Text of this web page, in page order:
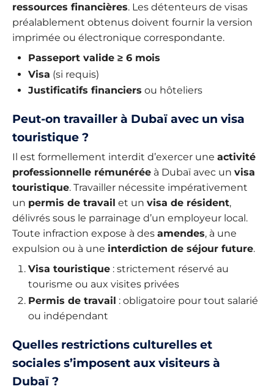
ressources financières. Les détenteurs de visas
préalablement obtenus doivent fournir la version
imprimée ou électronique correspondante.
Passeport valide ≥ 6 mois
Visa (si requis)
Justificatifs financiers ou hôteliers
Peut-on travailler à Dubaï avec un visa
touristique ?
Il est formellement interdit d’exercer une activité
professionnelle rémunérée à Dubaï avec un visa
touristique. Travailler nécessite impérativement
un permis de travail et un visa de résident,
délivrés sous le parrainage d’un employeur local.
Toute infraction expose à des amendes, à une
expulsion ou à une interdiction de séjour future.
Visa touristique: strictement réservé au
tourisme ou aux visites privées
Permis de travail : obligatoire pour tout salarié
ou indépendant
Quelles restrictions culturelles et
sociales s’imposent aux visiteurs à
Dubaï ?